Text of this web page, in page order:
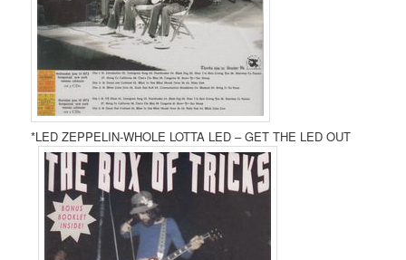
*LED ZEPPELIN-WHOLE LOTTA LED – GET THE LED OUT